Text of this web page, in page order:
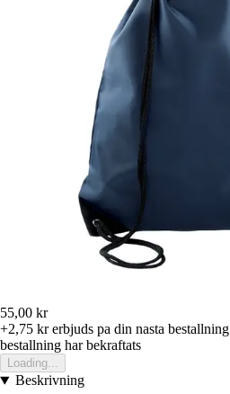
55,00 kr
+2,75 krerbjuds pa din nasta bestallning
bestallning har bekraftats
Loading...
Beskrivning